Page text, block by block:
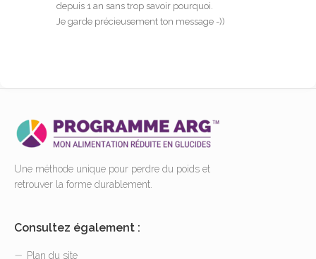
depuis 1 an sans trop savoir pourquoi.
Je garde précieusement ton message -))
Une méthode unique pour perdre du poids et
retrouver la forme durablement.
Consultez également :
Plan du site